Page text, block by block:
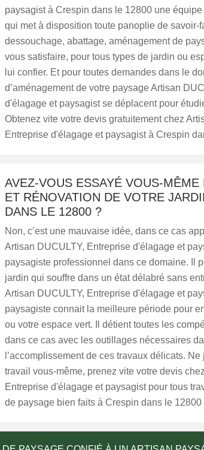
paysagist à Crespin dans le 12800 une équipe
qui met à disposition toute panoplie de savoir-
dessouchage, abattage, aménagement de
vous satisfaire, pour tous types de jardin ou
lui confier. Et pour toutes demandes dans le
d’aménagement de votre paysage Artisan
d'élagage et paysagist se déplacent pour
Obtenez vite votre devis gratuitement chez
Entreprise d'élagage et paysagist à Crespin
AVEZ-VOUS ESSAYÉ VOUS-MÊME
ET RÉNOVATION DE VOTRE
DANS LE 12800 ?
Non, c’est une mauvaise idée, dans ce cas
Artisan DUCULTY, Entreprise d'élagage et
paysagiste professionnel dans ce domaine. Il
jardin qui souffre dans un état délabré sans
Artisan DUCULTY, Entreprise d'élagage et
paysagiste connait la meilleure période pour
ou votre espace vert. Il détient toutes les
dans ce cas avec les outillages nécessaires
l’accomplissement de ces travaux délicats.
travail vous-même, prenez vite votre devis
Entreprise d'élagage et paysagist pour tous
de paysage bien faits à Crespin dans le 12800